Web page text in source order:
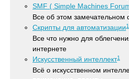
SMF ( Simple Machines
Все об этом
Скрипты для автоматизации1
Все что нужно для
интернете
Искусственный интеллект1
Всё о искусственном